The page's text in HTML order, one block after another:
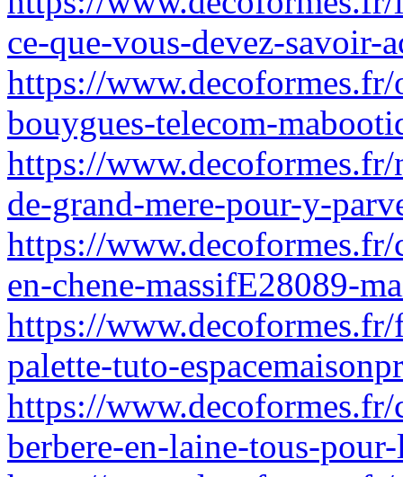
ce-que-vous-devez-savoir-
https://
bouygues-telecom-
https://www.decoformes.fr/
de-grand-mere-pour-y-
https://
en-chene-massifE28089-
https://
palette-tuto-
https://
berbere-en-laine-tous-